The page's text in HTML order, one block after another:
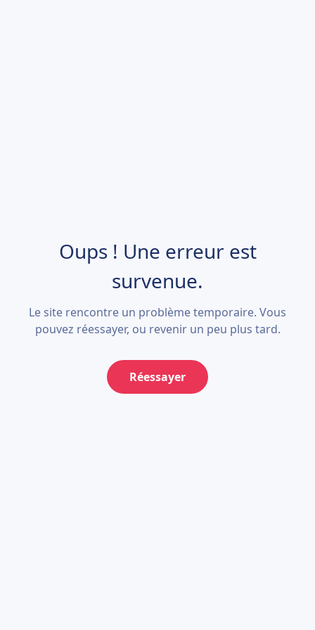
Oups ! Une erreur est
survenue.
Le site rencontre un problème temporaire. Vous
pouvez réessayer, ou revenir un peu plus tard.
Réessayer